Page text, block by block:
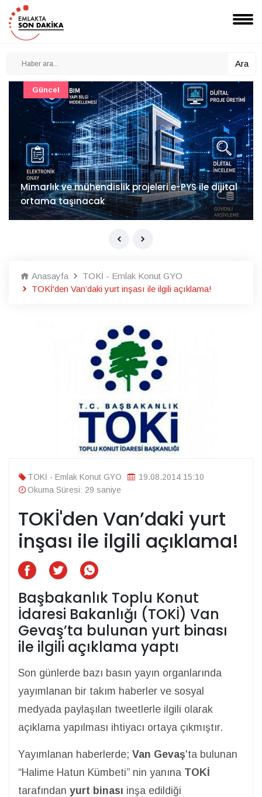
Ara
Mimarlık ve mühendislik projeleri e-PYS ile dijital
ortama taşınacak
Güncel
Anasayfa
TOKİ - Emlak Konut GYO
TOKİ'den Van’daki yurt inşası ile ilgili açıklama!
TOKİ - Emlak Konut GYO
19.08.2014 15:10
Okuma Süresi: 29 saniye
TOKİ'den Van’daki yurt
inşası ile ilgili açıklama!
Başbakanlık Toplu Konut
İdaresi Bakanlığı (TOKİ) Van
Gevaş’ta bulunan yurt binası
ile ilgili açıklama yaptı
Son günlerde bazı basın yayın organlarında
yayımlanan bir takım haberler ve sosyal
medyada paylaşılan tweetlerle ilgili olarak
açıklama yapılması ihtiyacı ortaya çıkmıştır.
Yayımlanan haberlerde; Van Gevaş'ta bulunan
“Halime Hatun Kümbeti” nin yanına TOKİ
tarafından yurt binası inşa edildiği